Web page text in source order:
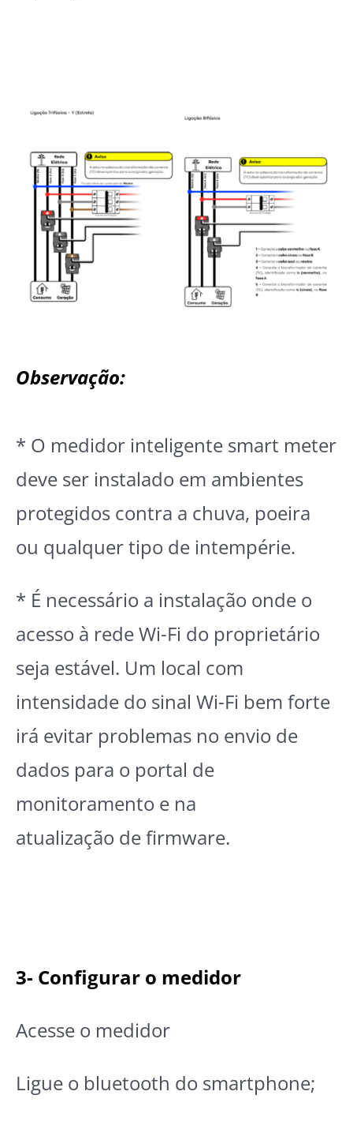
Observação:
* O medidor inteligente smart meter
deve ser instalado em ambientes
protegidos contra a chuva, poeira
ou qualquer tipo de intempérie.
* É necessário a instalação onde o
acesso à rede Wi-Fi do proprietário
seja estável. Um local com
intensidade do sinal Wi-Fi bem forte
irá evitar problemas no envio de
dados para o portal de
monitoramento e na
atualização de firmware.
3- Configurar o medidor
Acesse o medidor
Ligue o bluetooth do smartphone;